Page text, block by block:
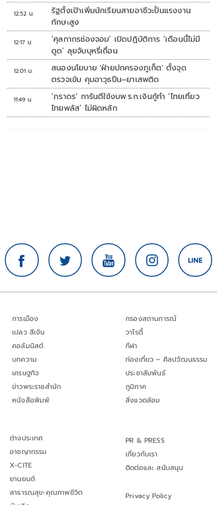
12:52 น.
รัฐตั้งเป้าเพิ่มนักเรียนสายอาชีวะปั้นแรงงาน
ทักษะสูง
12:17 น.
‘ศุลกากรช่องจอม’ เปิดปฏิบัติการ ‘เดือนนี้ไม่มี
ดูด’ ลุยจับบุหรี่เถื่อน
12:01 น.
สนองนโยบาย 'ฝ่ายปกครองภูเก็ต' ตั้งจุด
ตรวจเข้ม คุมอาวุธปืน–ยาเสพติด
11:49 น.
‘ภราดร’ การันตีใช้งบพ.ร.ก.เงินกู้ทำ ‘ไทยเที่ยว
ไทยพลัส’ ไม่ผิดหลัก
การเมือง
เปลว สีเงิน
คอลัมนิสต์
บทความ
เศรษฐกิจ
ข่าวพระราชสำนัก
หนังสือพิมพ์
กรองสถานการณ์
วาไรตี้
กีฬา
ท่องเที่ยว – ศิลปวัฒนธรรม
ประชาสัมพันธ์
ภูมิภาค
สิ่งแวดล้อม
ต่างประเทศ
อาชญากรรม
X-CITE
ยานยนต์
สาธารณสุข-คุณภาพชีวิต
PR & PRESS
เกี่ยวกับเรา
ติดต่อและ สนับสนุน
Privacy Policy